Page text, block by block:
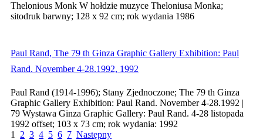
Thelonious Monk W hołdzie muzyce Theloniusa Monka;
sitodruk barwny; 128 x 92 cm; rok wydania 1986
Paul Rand, The 79 th Ginza Graphic Gallery Exhibition: Paul
Rand. November 4-28.1992, 1992
Paul Rand (1914-1996); Stany Zjednoczone; The 79 th Ginza
Graphic Gallery Exhibition: Paul Rand. November 4-28.1992 |
79 Wystawa Ginza Graphic Gallery: Paul Rand. 4-28 listopada
1992 offset; 103 x 73 cm; rok wydania: 1992
1
2 3 4 5 6 7 Następny